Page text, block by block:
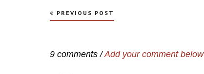
Navegação
PREVIOUS POST
9 comments /Add your comment below